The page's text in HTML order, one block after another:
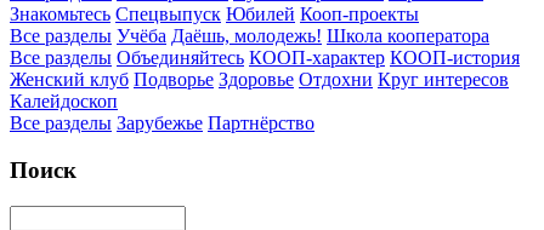
Знакомьтесь Спецвыпуск Юбилей Кооп-проекты
Все разделы Учёба Даёшь, молодежь! Школа кооператора
Все разделы Объединяйтесь КООП-характер КООП-история
Женский клуб Подворье Здоровье Отдохни Круг интересов
Калейдоскоп
Все разделы Зарубежье Партнёрство
Поиск